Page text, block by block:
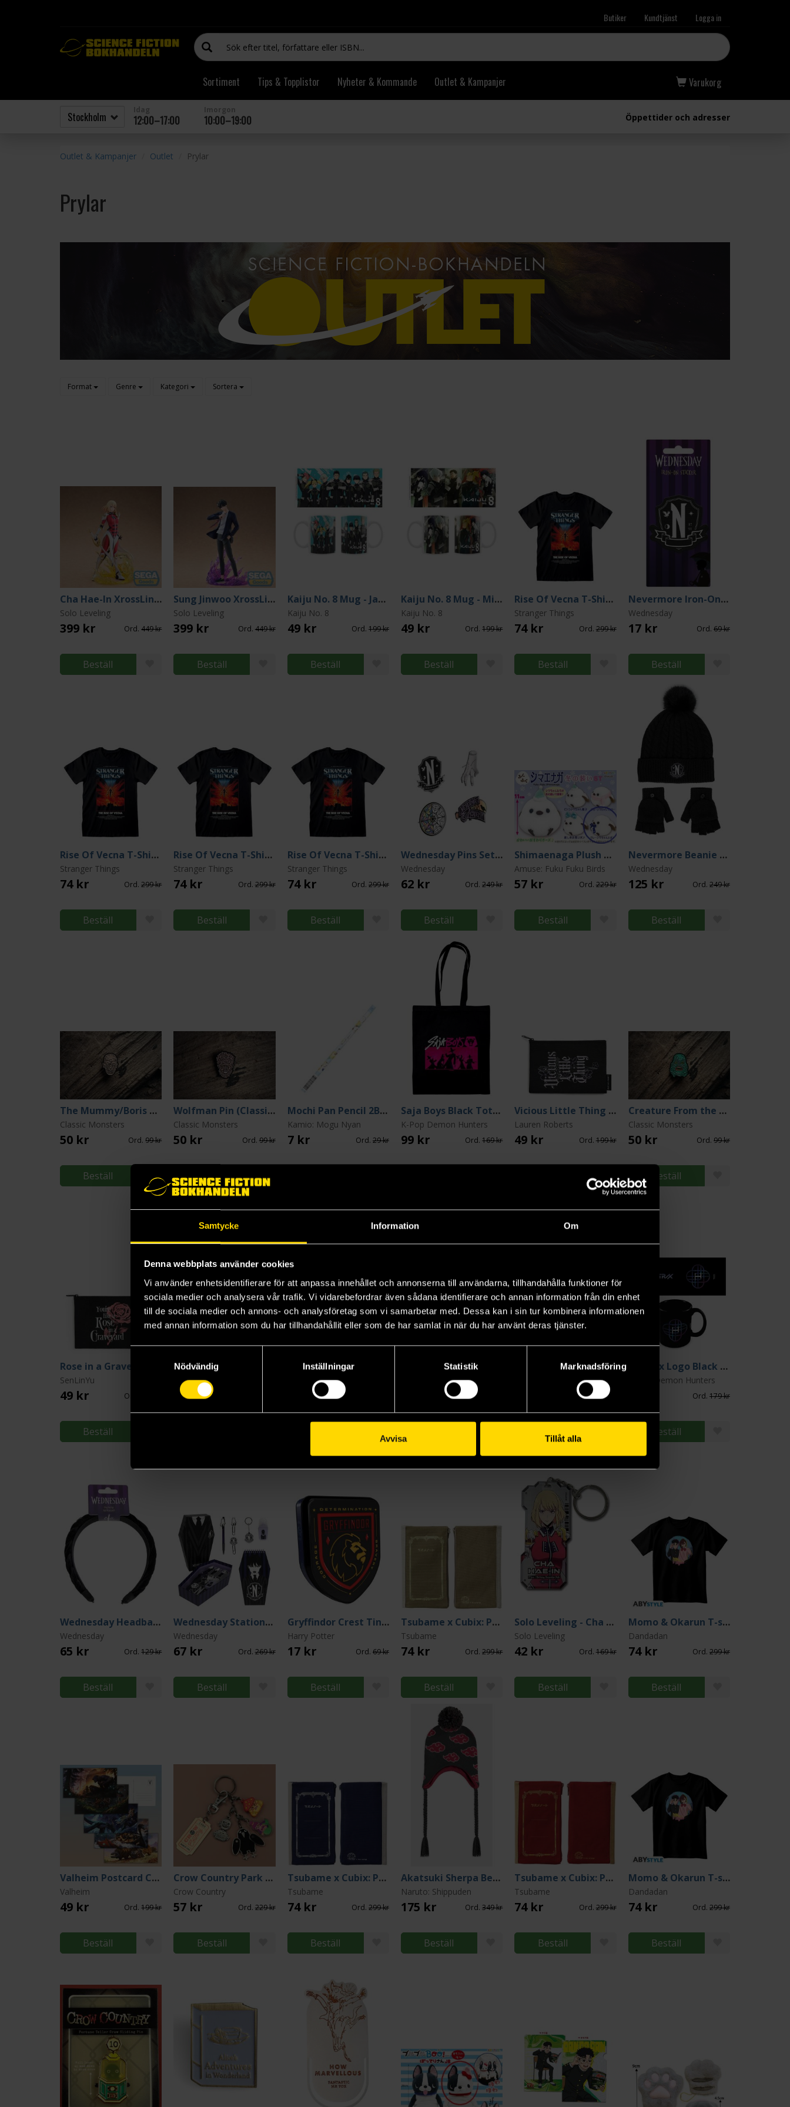
Samtycke Information Om
Denna webbplats använder cookies
Vi använder enhetsidentifierare för att anpassa innehållet och annonserna till användarna, tillhandahålla funktioner för
sociala medier och analysera vår trafik. Vi vidarebefordrar även sådana identifierare och annan information från din enhet
till de sociala medier och annons- och analysföretag som vi samarbetar med. Dessa kan i sin tur kombinera informationen
med annan information som du har tillhandahållit eller som de har samlat in när du har använt deras tjänster.
Nödvändig
Inställningar Statistik Marknadsföring
Avvisa Tillåt alla
Butiker Kundtjänst Logga in
Sortiment Tips & Topplistor Nyheter & Kommande Outlet & Kampanjer Varukorg
12:00–17:00 10:00–19:00 Öppettider och adresser
Outlet & Kampanjer Outlet Prylar
Prylar
Format Genre Kategori Sortera
Cha Hae-In XrossLink PVC Statue 13 cm
Solo Leveling
399 kr Ord.449 kr
Beställ
Sung Jinwoo XrossLink PVC Statue 18 cm
Solo Leveling
399 kr Ord. 449 kr
Beställ
Kaiju No. 8 Mug - Japanese Anti-Kaiju Defense Force 320 ml
Kaiju No. 8
49 kr Ord. 199 kr
Beställ
Kaiju No. 8 Mug - Mina, Reno, Kafka, Kikoru, Hoshina 320 ml
Kaiju No. 8
49 kr Ord.199 kr
Beställ
Rise Of Vecna T-Shirt (X-Large)
Stranger Things
74 kr Ord. 299 kr
Beställ
Nevermore Iron-On Badge
Wednesday
17 kr Ord. 69 kr
Beställ
Rise Of Vecna T-Shirt (Large)
Stranger Things
74 kr Ord.299 kr
Beställ
Rise Of Vecna T-Shirt (Medium)
Stranger Things
74 kr Ord. 299 kr
Beställ
Rise Of Vecna T-Shirt (XX-Large)
Stranger Things
74 kr Ord. 299 kr
Beställ
Wednesday Pins Set of 4
Wednesday
62 kr Ord.249 kr
Beställ
Shimaenaga Plush Small: Gray Shima-chan w/ Ribbon
Amuse: Fuku Fuku Birds
57 kr Ord. 229 kr
Beställ
Nevermore Beanie & Gloves Set
Wednesday
125 kr Ord. 249 kr
Beställ
The Mummy/Boris Karloff Pin (Classic Monsters Collection)
Classic Monsters
50 kr Ord.99 kr
Beställ
Wolfman Pin (Classic Monsters Collection)
Classic Monsters
50 kr Ord. 99 kr
Beställ
Mochi Pan Pencil 2B: Mochi Lemonpan
Kamio: Mogu Nyan
7 kr Ord. 29 kr
Saja Boys Black Tote Bag
K-Pop Demon Hunters
99 kr Ord.169 kr
Vicious Little Thing Pouch
Lauren Roberts
49 kr Ord. 199 kr
Creature From the Black Lagoon Pin (Classic Monsters Collection)
Classic Monsters
50 kr Ord. 99 kr
Beställ
SenLinYu
49 kr Ord.
Beställ
Cats Cats Cats
17 kr
Wednesday
99 kr
Kenelephant
Ord.
Book Nerd Floral Pouch
Ord. 199 kr
Beställ
Huntrix Logo Black Pod Mug 315 ml
K-Pop Demon Hunters
Ord. 179 kr
Beställ
Wednesday Headband
Wednesday
65 kr Ord.129 kr
Beställ
Wednesday Stationery Set - 6 pieces
Wednesday
67 kr Ord. 269 kr
Beställ
Gryffindor Crest Tins Jelly Beans Cherry
Harry Potter
17 kr Ord. 69 kr
Beställ
Tsubame x Cubix: Pen Case Olive Green
Tsubame
74 kr Ord.299 kr
Beställ
Solo Leveling - Cha Hae-In Acrylic Keychain
Solo Leveling
42 kr Ord. 169 kr
Beställ
Momo & Okarun T-shirt (Large)
Dandadan
74 kr Ord. 299 kr
Beställ
Valheim Postcard Collection 5st - 10,5 cm x 19 cm
Valheim
49 kr Ord.199 kr
Beställ
Crow Country Park Keychain
Crow Country
57 kr Ord. 229 kr
Beställ
Tsubame x Cubix: Pen Case Navy
Tsubame
74 kr Ord. 299 kr
Beställ
Akatsuki Sherpa Beanie
Naruto: Shippuden
175 kr Ord.349 kr
Beställ
Tsubame x Cubix: Pen Case Fire Engine Red
Tsubame
74 kr Ord. 299 kr
Beställ
Momo & Okarun T-shirt (Medium)
Dandadan
74 kr Ord. 299 kr
Beställ